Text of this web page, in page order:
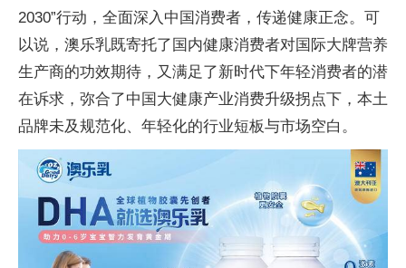
2030”行动，全面深入中国消费者，传递健康正念。可
以说，澳乐乳既寄托了国内健康消费者对国际大牌营养
生产商的功效期待，又满足了新时代下年轻消费者的潜
在诉求，弥合了中国大健康产业消费升级拐点下，本土
品牌未及规范化、年轻化的行业短板与市场空白。